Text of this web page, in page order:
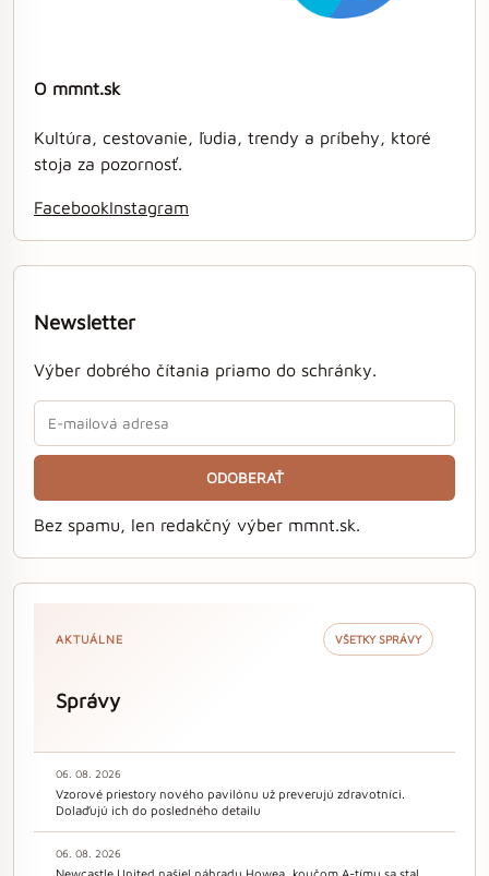
O mmnt.sk
Kultúra, cestovanie, ľudia, trendy a príbehy, ktoré
stoja za pozornosť.
FacebookInstagram
Newsletter
Výber dobrého čítania priamo do schránky.
ODOBERAŤ
Bez spamu, len redakčný výber mmnt.sk.
AKTUÁLNE VŠETKY SPRÁVY
Správy
06. 08. 2026
Vzorové priestory nového pavilónu už preverujú zdravotníci.
Dolaďujú ich do posledného detailu
06. 08. 2026
Newcastle United našiel náhradu Howea, koučom A-tímu sa stal